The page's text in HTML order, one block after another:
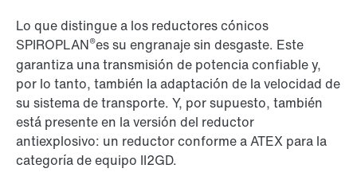
Lo que distingue a los reductores cónicos
SPIROPLAN®es su engranaje sin desgaste. Este
garantiza una transmisión de potencia confiable y,
por lo tanto, también la adaptación de la velocidad de
su sistema de transporte. Y, por supuesto, también
está presente en la versión del reductor
antiexplosivo: un reductor conforme a ATEX para la
categoría de equipo II2GD.